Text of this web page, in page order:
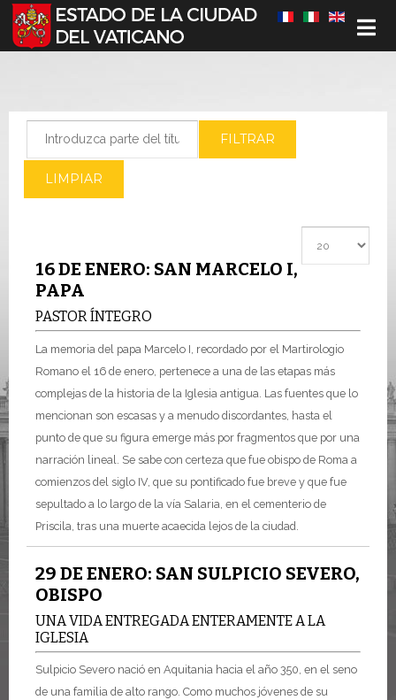
Seleccione su idioma
FILTRAR
LIMPIAR
16 DE ENERO: SAN MARCELO I,
PAPA
PASTOR ÍNTEGRO
La memoria del papa Marcelo I, recordado por el Martirologio
Romano el 16 de enero, pertenece a una de las etapas más
complejas de la historia de la Iglesia antigua. Las fuentes que lo
mencionan son escasas y a menudo discordantes, hasta el
punto de que su figura emerge más por fragmentos que por una
narración lineal. Se sabe con certeza que fue obispo de Roma a
comienzos del siglo IV, que su pontificado fue breve y que fue
sepultado a lo largo de la vía Salaria, en el cementerio de
Priscila, tras una muerte acaecida lejos de la ciudad.
29 DE ENERO: SAN SULPICIO SEVERO,
OBISPO
UNA VIDA ENTREGADA ENTERAMENTE A LA
IGLESIA
Sulpicio Severo nació en Aquitania hacia el año 350, en el seno
de una familia de alto rango. Como muchos jóvenes de su